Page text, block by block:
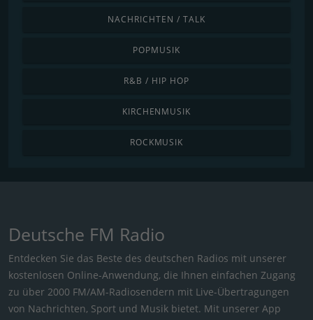
NACHRICHTEN / TALK
POPMUSIK
R&B / HIP HOP
KIRCHENMUSIK
ROCKMUSIK
Deutsche FM Radio
Entdecken Sie das Beste des deutschen Radios mit unserer
kostenlosen Online-Anwendung, die Ihnen einfachen Zugang
zu über 2000 FM/AM-Radiosendern mit Live-Übertragungen
von Nachrichten, Sport und Musik bietet. Mit unserer App